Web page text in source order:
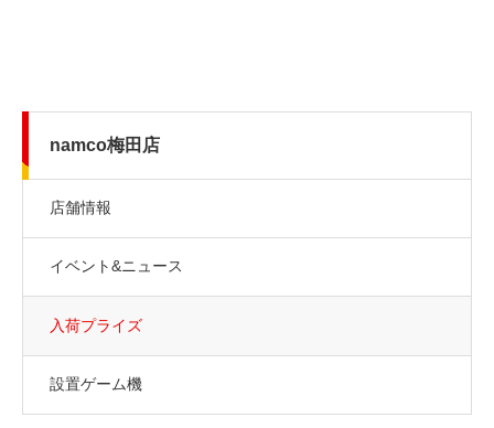
namco梅田店
店舗情報
イベント&ニュース
入荷プライズ
設置ゲーム機